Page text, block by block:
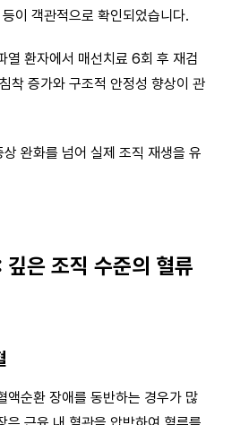
이 객관적으로 확인되었습니다.
열 환자에서 매선치료 6회 후 재검
착 증가와 구조적 안정성 향상이 관
완화를 넘어 실제 조직 재생을 유
은 조직 수준의 혈류
액순환 장애를 동반하는 경우가 많